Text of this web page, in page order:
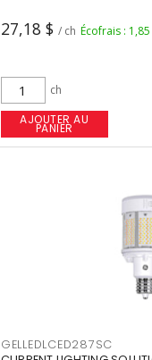
27,18 $ / ch Écofrais : 1,85
ch
AJOUTER AU
PANIER
GELLEDLCED287SC